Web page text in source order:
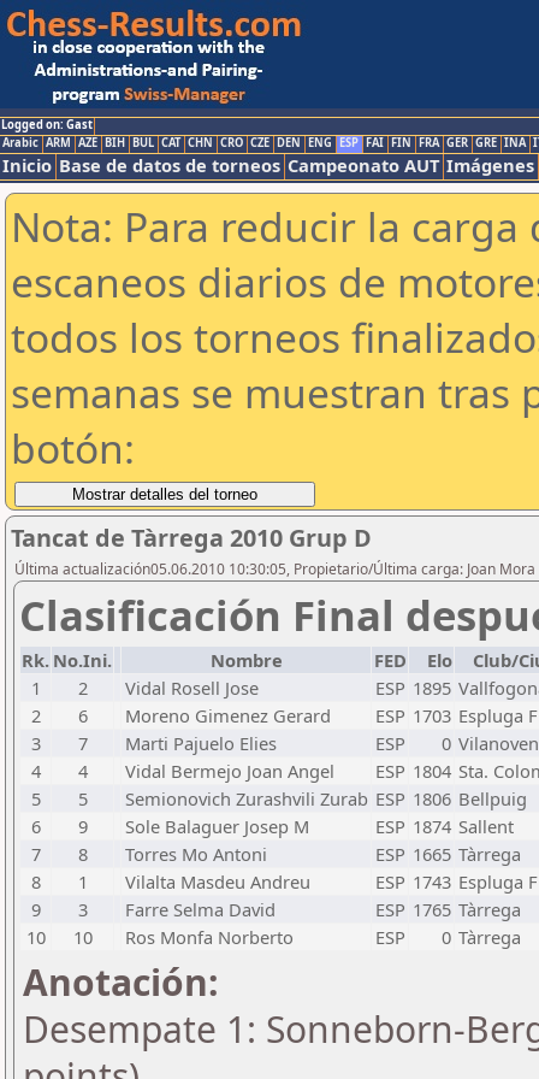
Logged on: Gast
Arabic ARM AZE BIH BUL CAT CHN CRO CZE DEN ENG ESP FAI FIN FRA GER GRE INA
Inicio Base de datos de torneos Campeonato AUT Imágenes
Nota: Para reducir la
escaneos diarios de
todos los torneos
semanas se muestran tras
botón:
Tancat de Tàrrega 2010 Grup D
Última actualización05.06.2010 10:30:05, Propietario/Última carga: Joan
Clasificación Final
Rk. No.Ini. Nombre FED Elo
Club/
1
2 Vidal Rosell Jose ESP 1895
2
6 Moreno Gimenez Gerard ESP 1703 Espluga
3
7 Marti Pajuelo Elies ESP 0
4
4 Vidal Bermejo Joan Angel ESP 1804 Sta.
5
5 Semionovich Zurashvili Zurab ESP 1806 Bellpuig
6
9 Sole Balaguer Josep M ESP 1874 Sallent
7
8 Torres Mo Antoni ESP 1665 Tàrrega
8
1 Vilalta Masdeu Andreu ESP 1743 Espluga
9
3 Farre Selma David ESP 1765 Tàrrega
10
10 Ros Monfa Norberto ESP 0 Tàrrega
Anotación:
Desempate 1: Sonneborn-